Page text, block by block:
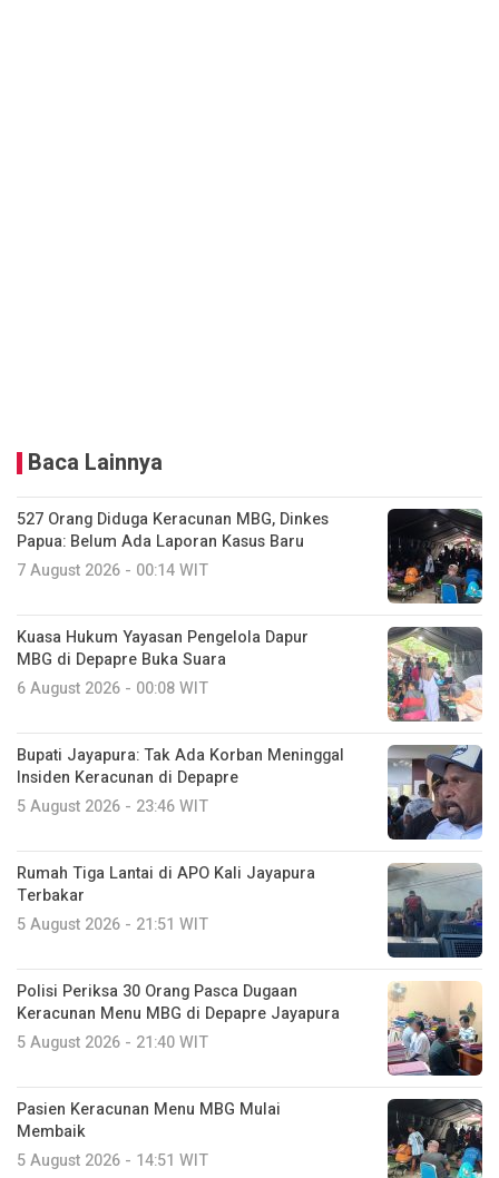
Baca Lainnya
527 Orang Diduga Keracunan MBG, Dinkes
Papua: Belum Ada Laporan Kasus Baru
7 August 2026 - 00:14 WIT
Kuasa Hukum Yayasan Pengelola Dapur
MBG di Depapre Buka Suara
6 August 2026 - 00:08 WIT
Bupati Jayapura: Tak Ada Korban Meninggal
Insiden Keracunan di Depapre
5 August 2026 - 23:46 WIT
Rumah Tiga Lantai di APO Kali Jayapura
Terbakar
5 August 2026 - 21:51 WIT
Polisi Periksa 30 Orang Pasca Dugaan
Keracunan Menu MBG di Depapre Jayapura
5 August 2026 - 21:40 WIT
Pasien Keracunan Menu MBG Mulai
Membaik
5 August 2026 - 14:51 WIT